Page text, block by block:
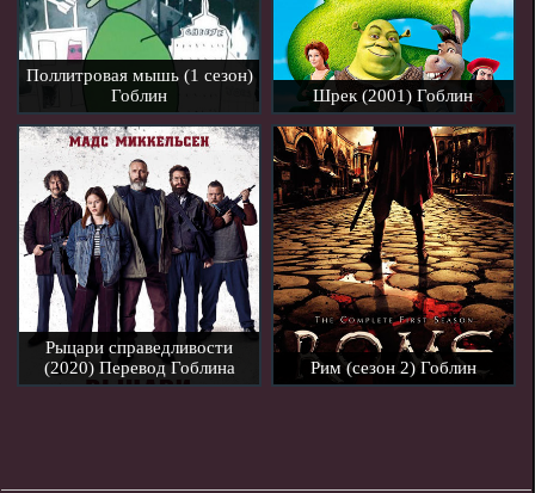
Поллитровая мышь (1 сезон)
Гоблин
Шрек (2001) Гоблин
Рыцари справедливости
(2020) Перевод Гоблина
Рим (сезон 2) Гоблин